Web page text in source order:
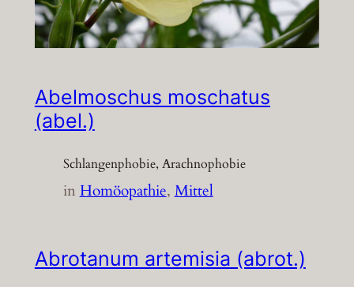
Abelmoschus moschatus
(abel.)
Schlangenphobie, Arachnophobie
inHomöopathie, Mittel
Abrotanum artemisia (abrot.)